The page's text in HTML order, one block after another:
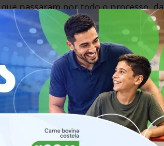
passaram por todo o processo, da
índice de satisfação nessa
atendimento que acompanha o
que vão além da operação